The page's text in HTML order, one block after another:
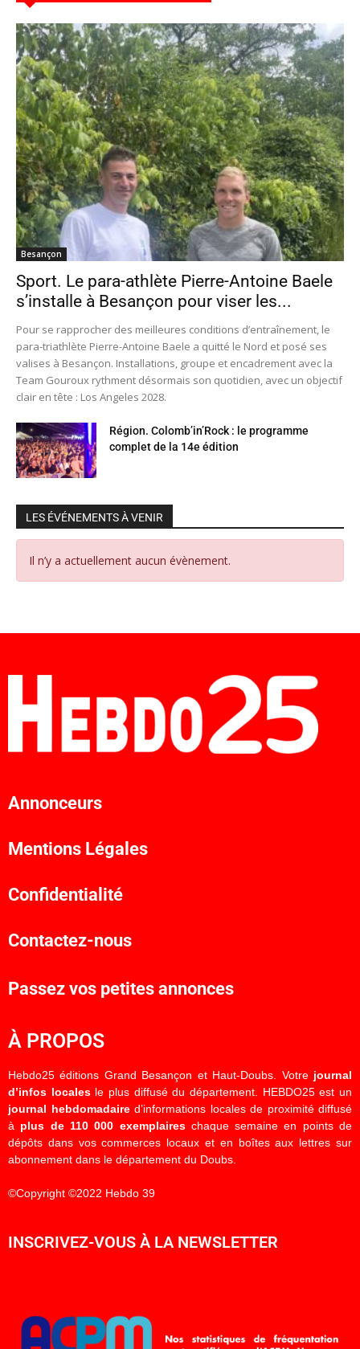
Besançon
Sport. Le para-athlète Pierre-Antoine Baele
s’installe à Besançon pour viser les...
Pour se rapprocher des meilleures conditions d’entraînement, le
para-triathlète Pierre-Antoine Baele a quitté le Nord et posé ses
valises à Besançon. Installations, groupe et encadrement avec la
Team Gouroux rythment désormais son quotidien, avec un objectif
clair en tête : Los Angeles 2028.
Région. Colomb’in’Rock : le programme
complet de la 14e édition
LES ÉVÉNEMENTS À VENIR
Il n’y a actuellement aucun évènement.
Annonceurs
Mentions Légales
Confidentialité
Contactez-nous
Passez vos petites annonces
À PROPOS
Hebdo25 éditions Grand Besançon et Haut-Doubs. Votre journal
d’infos localesle plus diffusé du département. HEBDO25 est un
journal hebdomadaired’informations locales de proximité diffusé
à plus de 110 000 exemplaireschaque semaine en points de
dépôts dans vos commerces locaux et en boîtes aux lettres sur
abonnement dans le département du Doubs.
©Copyright ©2022 Hebdo 39
INSCRIVEZ-VOUS À LA NEWSLETTER